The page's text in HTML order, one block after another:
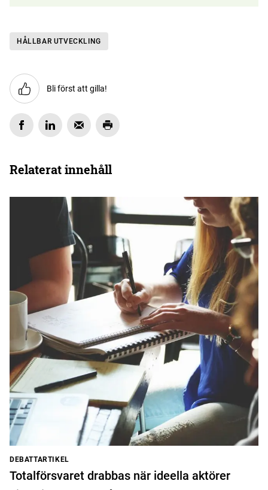
HÅLLBAR UTVECKLING
Bli först att gilla!
Relaterat innehåll
DEBATTARTIKEL
Totalförsvaret drabbas när ideella aktörer